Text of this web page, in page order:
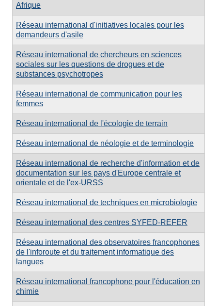
Afrique
Réseau international d'initiatives locales pour les
demandeurs d'asile
Réseau international de chercheurs en sciences
sociales sur les questions de drogues et de
substances psychotropes
Réseau international de communication pour les
femmes
Réseau international de l'écologie de terrain
Réseau international de néologie et de terminologie
Réseau international de recherche d'information et de
documentation sur les pays d'Europe centrale et
orientale et de l'ex-URSS
Réseau international de techniques en microbiologie
Réseau international des centres SYFED-REFER
Réseau international des observatoires francophones
de l'inforoute et du traitement informatique des
langues
Réseau international francophone pour l'éducation en
chimie